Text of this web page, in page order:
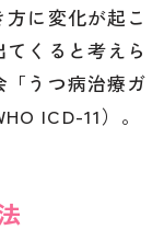
に変化が起こ
くると考えら
うつ病治療ガ
ICD-11）。